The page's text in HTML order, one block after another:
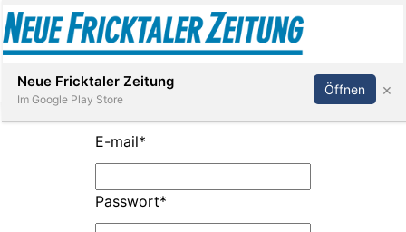
Abonnieren Anmelden
E-mail*
Passwort*
Neue Fricktaler Zeitung
Im Google Play Store
Öffnen ×